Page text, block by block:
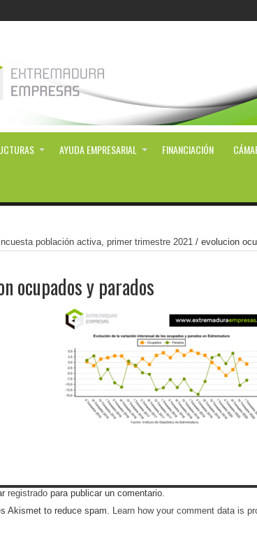
AYUDA EMPRESARIAL FINANCIACIÓN
población activa, primer trimestre 2021/ evolucion
ocupados y parados
registradopara publicar un comentario.
Akismet to reduce spam. Learn how your comment data is